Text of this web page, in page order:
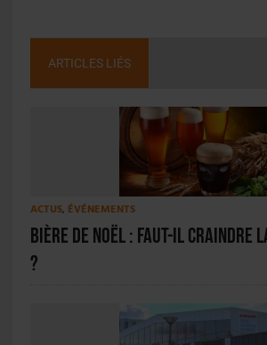
ARTICLES LIÉS
ACTUS, ÉVÉNEMENTS
Bière de Noël : faut-il craindre
?